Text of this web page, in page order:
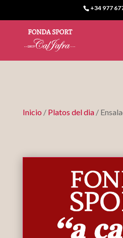
+34 977
Inicio / Platos del dia/